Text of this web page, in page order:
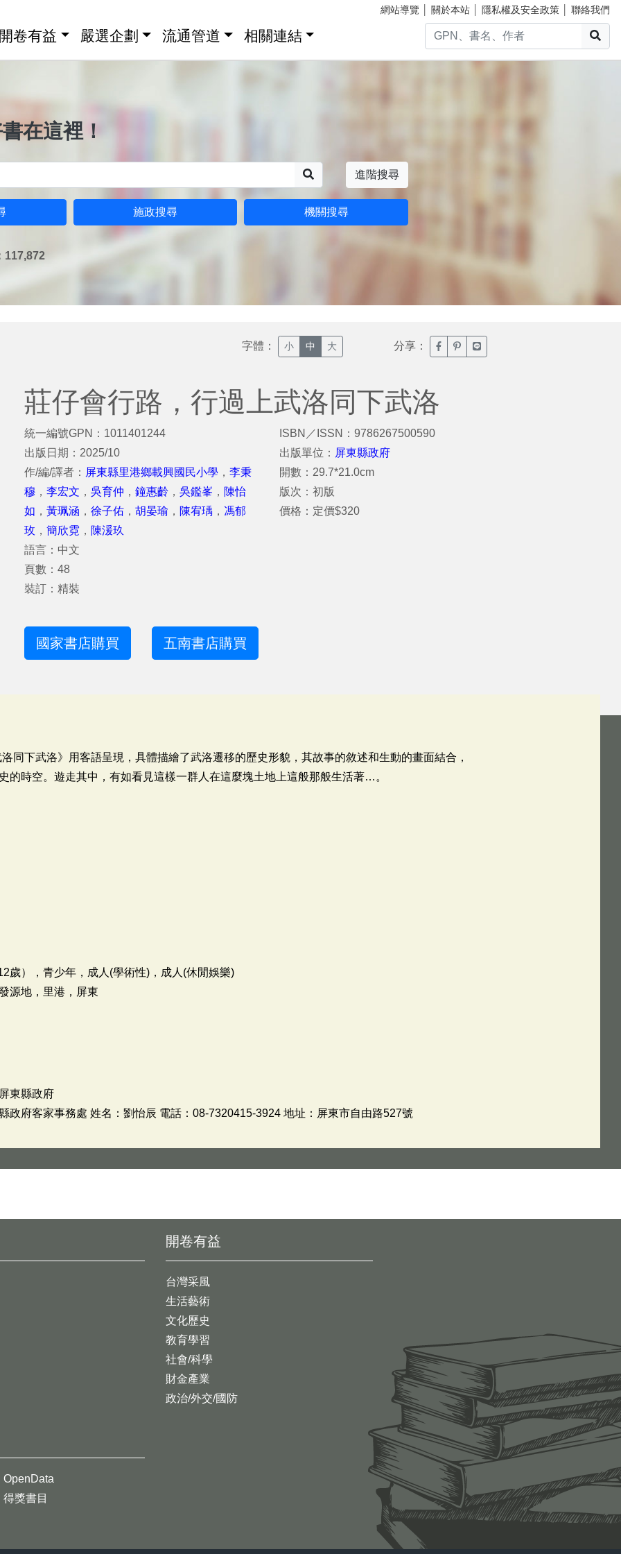
網站導覽 關於本站 隱私權及安全政策 聯絡我們
卷有益 嚴選企劃 流通管道 相關連結
在這裡！
進階搜尋
施政搜尋 機關搜尋
117,872
字體： 小 中 大 分享： 臉書分享(另開新視窗)
噗浪分享(另開新視窗)
Line分享(另開新視窗)
莊仔會行路，行過上武洛同下武洛
統一編號GPN：1011401244
出版日期：2025/10
作/編/譯者： 屏東縣里港鄉載興國民小學 ， 李秉
穆 ， 李宏文 ， 吳育仲 ， 鐘惠齡 ， 吳鑑峯 ， 陳怡
如 ， 黃珮涵 ， 徐子佑 ， 胡晏瑜 ， 陳宥瑀 ， 馮郁
玫 ， 簡欣霓 ， 陳湲玖
語言：中文
頁數：48
裝訂：精裝
ISBN／ISSN：9786267500590
出版單位： 屏東縣政府
開數：29.7*21.0cm
版次：初版
價格：定價$320
國家書店購買 五南書店購買
同下武洛》用客語呈現，具體描繪了武洛遷移的歷史形貌，其故事的敘述和生動的畫面結合，
的時空。遊走其中，有如看見這樣一群人在這麼塊土地上這般那般生活著…。
歲），青少年，成人(學術性)，成人(休閒娛樂)
源地，里港，屏東
東縣政府
政府客家事務處 姓名：劉怡辰 電話：08-7320415-3924 地址：屏東市自由路527號
開卷有益
台灣采風
生活藝術
文化歷史
教育學習
社會/科學
財金產業
政治/外交/國防
OpenData
得獎書目